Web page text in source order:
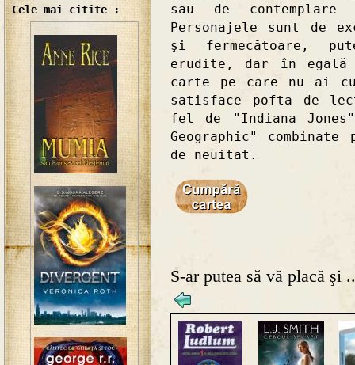
Cele mai citite :
sau de
Personajele sunt de
şi fermecătoare,
erudite, dar în egală
carte pe care nu ai
satisface pofta de
fel de "Indiana
Geographic"
de neuitat.
S-ar putea să vă placă şi